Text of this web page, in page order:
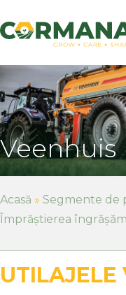
Veenhuis
Acasă » Segmente de
Împrăștierea
UTILAJELE